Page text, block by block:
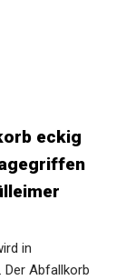
eckig
in
Abfallkorb